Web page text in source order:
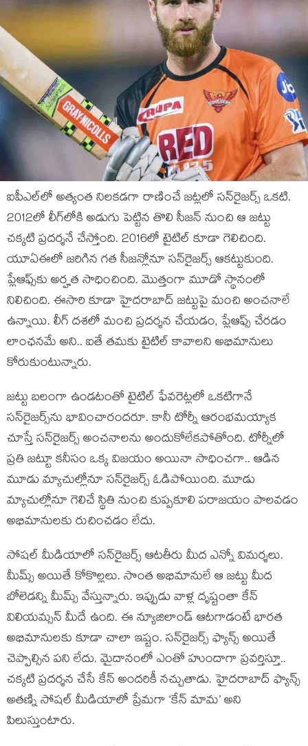
ఐపీఎల్‌లో అత్యంత నిలకడగా రాణించే జట్లలో సన్‌రైజర్స్ ఒకటి.
2012లో లీగ్‌లోకి అడుగు పెట్టిన తొలి సీజన్ నుంచి ఆ జట్టు
చక్కటి ప్రదర్శనే చేస్తోంది. 2016లో టైటిల్ కూడా గెలిచింది.
యూఏఈలో జరిగిన గత సీజన్లోనూ సన్‌రైజర్స్ ఆకట్టుకుంది.
ప్లేఆఫ్స్‌కు అర్హత సాధించింది. మొత్తంగా మూడో స్థానంలో
నిలిచింది. ఈసారి కూడా హైదరాబాద్ జట్టుపై మంచి అంచనాలే
ఉన్నాయి. లీగ్ దశలో మంచి ప్రదర్శన చేయడం, ప్లేఆఫ్స్ చేరడం
లాంఛనమే అని.. ఐతే తమకు టైటిల్ కావాలని అభిమానులు
కోరుకుంటున్నారు.
జట్టు బలంగా ఉండటంతో టైటిల్ ఫేవరెట్లలో ఒకటిగానే
సన్‌రైజర్స్‌ను భావించారందరూ. కానీ టోర్నీ ఆరంభమయ్యాక
చూస్తే సన్‌రైజర్స్ అంచనాలను అందుకోలేకపోతోంది. టోర్నీలో
ప్రతి జట్టూ కనీసం ఒక్క విజయం అయినా సాధించగా.. ఆడిన
మూడు మ్యాచుల్లోనూ సన్‌రైజర్స్ ఓడిపోయింది. మూడు
మ్యాచుల్లోనూ గెలిచే స్థితి నుంచి కుప్పకూలి పరాజయం పాలవడం
అభిమానులకు రుచించడం లేదు.
సోషల్ మీడియాలో సన్‌రైజర్స్ ఆటతీరు మీద ఎన్నో విమర్శలు.
మీమ్స్ అయితే కోకొల్లలు. సొంత అభిమానులే ఆ జట్టు మీద
బోలెడన్ని మీమ్స్ వేస్తున్నారు. ఇప్పుడు వాళ్ల దృష్టంతా కేన్
విలియమ్సన్ మీదే ఉంది. ఈ న్యూజిలాండ్ ఆటగాడంటే భారత
అభిమానులకు కూడా చాలా ఇష్టం. సన్‌రైజర్స్ ఫ్యాన్స్ అయితే
చెప్పాల్సిన పని లేదు. మైదానంలో ఎంతో హుందాగా ప్రవర్తిస్తూ..
చక్కటి ప్రదర్శన చేసే కేన్ అందరికీ నచ్చుతాడు. హైదరాబాద్ ఫ్యాన్స్
అతణ్ని సోషల్ మీడియాలో ప్రేమగా ‘కేన్ మామ’ అని
పిలుస్తుంటారు.